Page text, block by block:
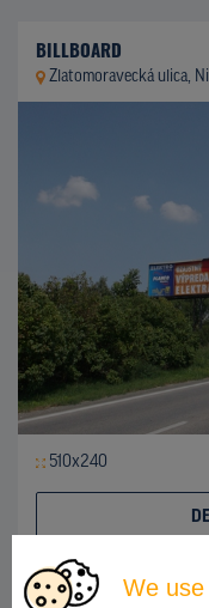
We
BILLBOARD
Zlatomoravecká ulica,
510x240